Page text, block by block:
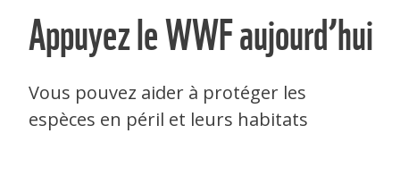
Appuyez le WWF aujourd’hui
Vous pouvez aider à protéger les
espèces en péril et leurs habitats